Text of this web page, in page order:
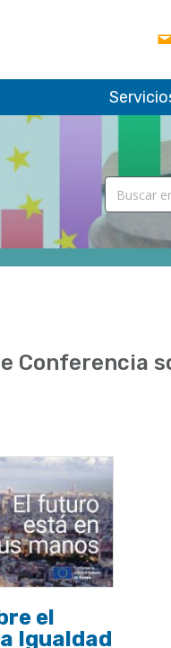
Conferencia
el
Igualdad